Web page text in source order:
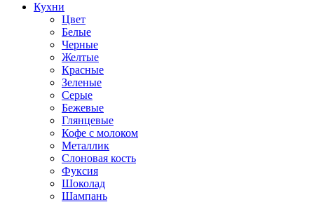
Кухни
Цвет
Белые
Черные
Желтые
Красные
Зеленые
Серые
Бежевые
Глянцевые
Кофе с молоком
Металлик
Слоновая кость
Фуксия
Шоколад
Шампань